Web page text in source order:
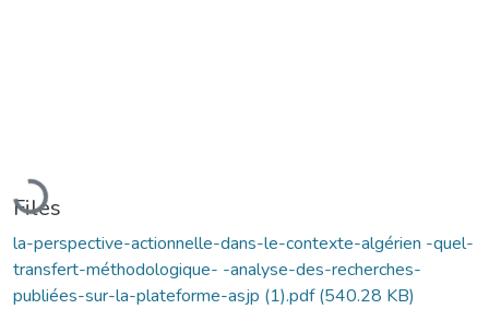
Loading...
Files
la-perspective-actionnelle-dans-le-contexte-algérien -quel-
transfert-méthodologique- -analyse-des-recherches-
publiées-sur-la-plateforme-asjp (1).pdf(540.28 KB)